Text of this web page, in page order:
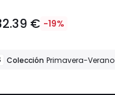
€ -19%
Colección Primavera-Verano